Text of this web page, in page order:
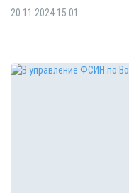
20.11.2024 15:01